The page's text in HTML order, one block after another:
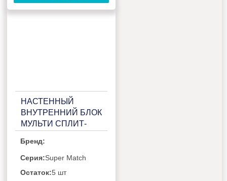
НАСТЕННЫЙ
ВНУТРЕННИЙ БЛОК
МУЛЬТИ СПЛИТ-
SUPER MATCH
AS18NS3ERA-G
Бренд:
Серия:Super Match
Остаток:5 шт